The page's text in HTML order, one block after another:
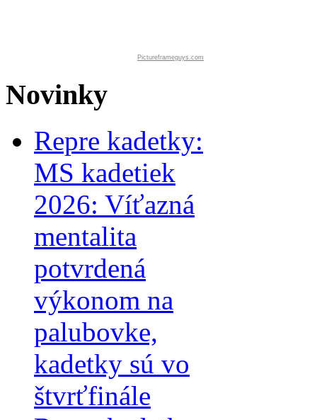
Pictureframeguys.com
Novinky
Repre kadetky:
MS kadetiek
2026: Víťazná
mentalita
potvrdená
výkonom na
palubovke,
kadetky sú vo
štvrťfinále